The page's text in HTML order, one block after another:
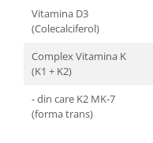
Vitamina D3
(Colecalciferol)
Complex Vitamina K
(K1 + K2)
- din care K2 MK-7
(forma trans)